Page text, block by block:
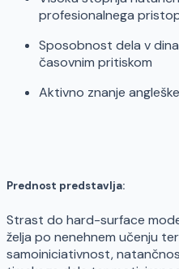
profesionalnega
Sposobnost dela v
časovnim pritiskom
Aktivno znanje
Prednost predstavlja:
Strast do hard-surface
želja po nenehnem učenju
samoiniciativnost,